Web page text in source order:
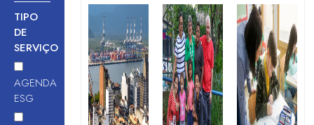
TIPO
DE
SERVIÇO
AGENDA
ESG